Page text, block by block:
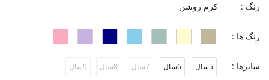
رنگ : کرم روشن
رنگ ها :
سایزها : 5سال 6سال 7سال 8سال 9سال